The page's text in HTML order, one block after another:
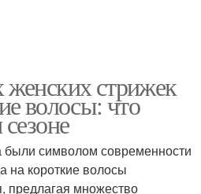
стрижек
волосы: что
были символом современности
на короткие волосы
предлагая множество